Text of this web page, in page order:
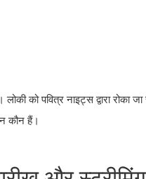
को पवित्र नाइट्स द्वारा रोका
कौन हैं।